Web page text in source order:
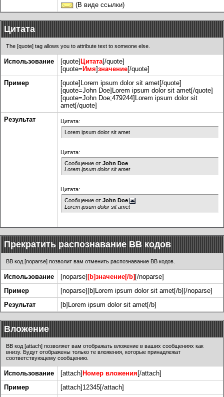
(В виде ссылки)
Цитата
The [quote] tag allows you to attribute text to someone else.
Использование [quote] Цитата[/quote]
[quote= Имя]значение[/quote]
Пример
[quote]Lorem ipsum dolor sit amet[/quote]
[quote=John Doe]Lorem ipsum dolor sit amet[/quote]
[quote=John Doe;479244]Lorem ipsum dolor sit
amet[/quote]
Результат
Цитата:
Lorem ipsum dolor sit amet
Цитата:
Сообщение от John Doe
Lorem ipsum dolor sit amet
Цитата:
Сообщение от John Doe
Lorem ipsum dolor sit amet
Прекратить распознавание BB кодов
BB код [noparse] позволит вам отменить распознавание BB кодов.
Использование [noparse] [b]значение[/b] [/noparse]
Пример
[noparse][b]Lorem ipsum dolor sit amet[/b][/noparse]
Результат
[b]Lorem ipsum dolor sit amet[/b]
Вложение
BB код [attach] позволяет вам отображать вложение в ваших сообщениях как
внизу. Будут отображены только те вложения, которые принадлежат
соответствующему сообщению.
Использование [attach] Номер вложения [/attach]
Пример
[attach]12345[/attach]